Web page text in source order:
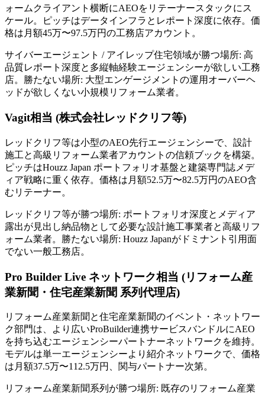
ォームクライアント横断にAEOをリテーナースタックにス
ケール。ピッチはデータインフラとレポート深度に依存。価
格は月額45万〜97.5万円の工務店アカウント。
サイバーエージェント / アイレップ住宅領域が勝つ場所: 高
品質レポート深度と多縦軸経験エージェンシーが欲しい工務
店。勝たない場所: 大型エンゲージメントの運用オーバーヘ
ッドが欲しくない小規模リフォーム業者。
Vagit相当 (株式会社レッドクリフ等)
レッドクリフ等は小型のAEO先行エージェンシーで、設計
施工と高級リフォーム業者アカウントの信頼ブックを構築。
ピッチはHouzz Japan ポートフォリオ基盤と建築専門誌メデ
ィア戦略に重く依存。価格は月額52.5万〜82.5万円のAEO含
むリテーナー。
レッドクリフ等が勝つ場所: ポートフォリオ深度とメディア
露出が見出し納品物として必要な設計施工事業者と高級リフ
ォーム業者。勝たない場所: Houzz Japanがドミナント引用面
でない一般工務店。
Pro Builder Live ネットワーク相当 (リフォーム産
業新聞・住宅産業新聞 系列代理店)
リフォーム産業新聞と住宅産業新聞のイベント・ネットワー
ク部門は、より広いProBuilder連携サービスバンドルにAEO
を持ち込むエージェンシーパートナーネットワークを維持。
モデルは単一エージェンシーより紹介ネットワークで、価格
は月額37.5万〜112.5万円、関与パートナー次第。
リフォーム産業新聞系列が勝つ場所: 既存のリフォーム産業